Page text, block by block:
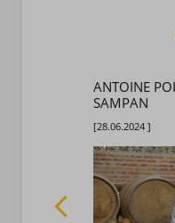
ANTOINE
SAMPAN
[28.06.2024 ]